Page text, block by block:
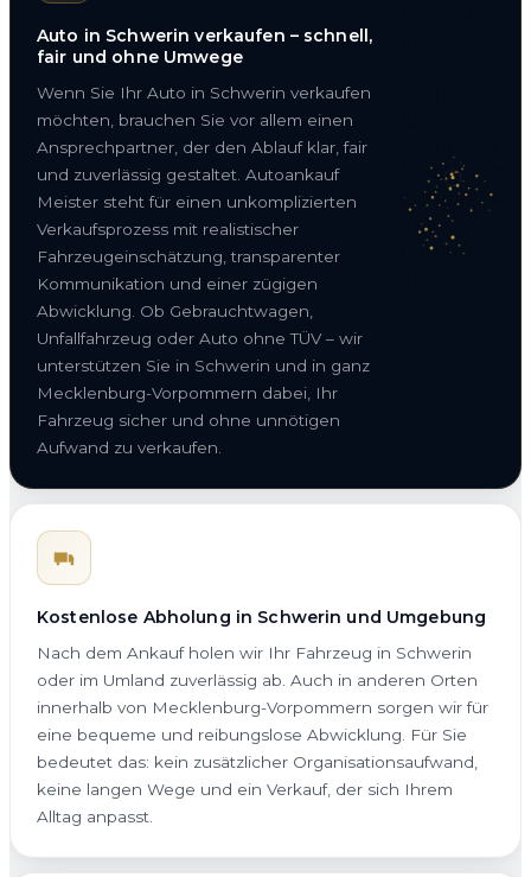
Auto in Schwerin verkaufen – schnell,
fair und ohne Umwege
Wenn Sie Ihr Auto in Schwerin verkaufen
möchten, brauchen Sie vor allem einen
Ansprechpartner, der den Ablauf klar, fair
und zuverlässig gestaltet. Autoankauf
Meister steht für einen unkomplizierten
Verkaufsprozess mit realistischer
Fahrzeugeinschätzung, transparenter
Kommunikation und einer zügigen
Abwicklung. Ob Gebrauchtwagen,
Unfallfahrzeug oder Auto ohne TÜV – wir
unterstützen Sie in Schwerin und in ganz
Mecklenburg-Vorpommern dabei, Ihr
Fahrzeug sicher und ohne unnötigen
Aufwand zu verkaufen.
Kostenlose Abholung in Schwerin und Umgebung
Nach dem Ankauf holen wir Ihr Fahrzeug in Schwerin
oder im Umland zuverlässig ab. Auch in anderen Orten
innerhalb von Mecklenburg-Vorpommern sorgen wir für
eine bequeme und reibungslose Abwicklung. Für Sie
bedeutet das: kein zusätzlicher Organisationsaufwand,
keine langen Wege und ein Verkauf, der sich Ihrem
Alltag anpasst.